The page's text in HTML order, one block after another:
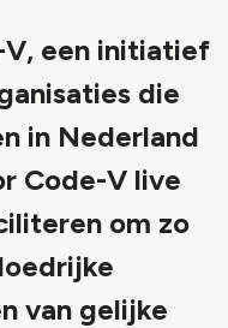
een initiatief
die
in Nederland
Code-V live
om zo
van gelijke